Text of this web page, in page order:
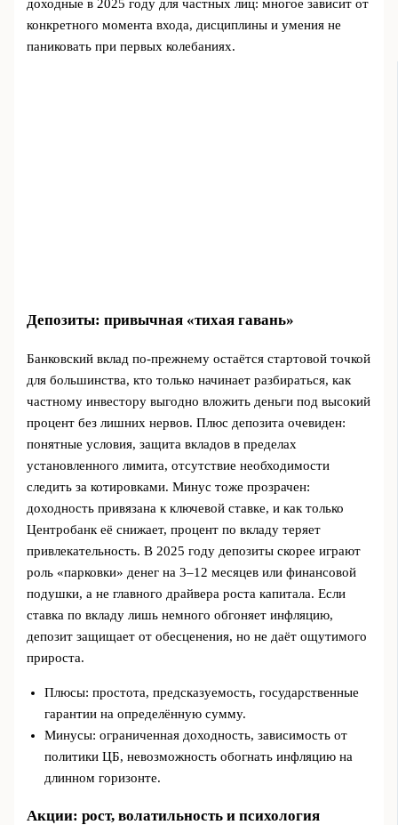
доходные в 2025 году для частных лиц: многое зависит от
конкретного момента входа, дисциплины и умения не
паниковать при первых колебаниях.
Депозиты: привычная «тихая гавань»
Банковский вклад по‑прежнему остаётся стартовой точкой
для большинства, кто только начинает разбираться, как
частному инвестору выгодно вложить деньги под высокий
процент без лишних нервов. Плюс депозита очевиден:
понятные условия, защита вкладов в пределах
установленного лимита, отсутствие необходимости
следить за котировками. Минус тоже прозрачен:
доходность привязана к ключевой ставке, и как только
Центробанк её снижает, процент по вкладу теряет
привлекательность. В 2025 году депозиты скорее играют
роль «парковки» денег на 3–12 месяцев или финансовой
подушки, а не главного драйвера роста капитала. Если
ставка по вкладу лишь немного обгоняет инфляцию,
депозит защищает от обесценения, но не даёт ощутимого
прироста.
Плюсы: простота, предсказуемость, государственные
гарантии на определённую сумму.
Минусы: ограниченная доходность, зависимость от
политики ЦБ, невозможность обогнать инфляцию на
длинном горизонте.
Акции: рост, волатильность и психология